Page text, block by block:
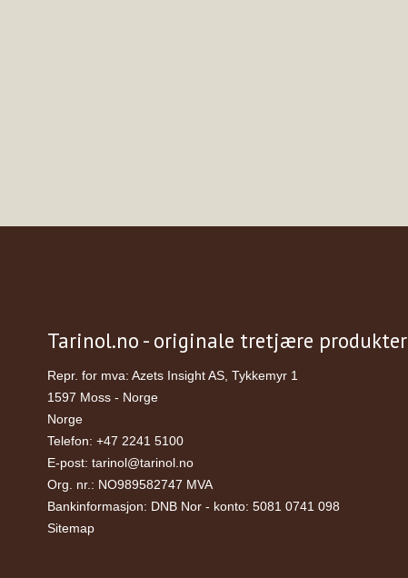
Tarinol.no - originale tretjære produkter
Repr. for mva: Azets Insight AS, Tykkemyr 1
1597 Moss - Norge
Norge
Telefon: +47 2241 5100
E-post: tarinol@tarinol.no
Org. nr.: NO989582747 MVA
Bankinformasjon: DNB Nor - konto: 5081 0741 098
Sitemap